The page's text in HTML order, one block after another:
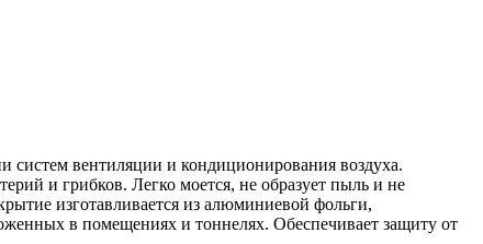
систем вентиляции и кондиционирования воздуха.
и грибков. Легко моется, не образует пыль и не
изготавливается из алюминиевой фольги,
в помещениях и тоннелях. Обеспечивает защиту от